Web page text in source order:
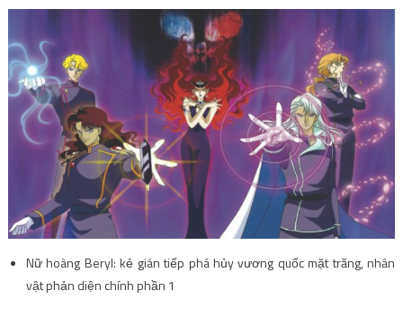
Nữ hoàng Beryl: kẻ gián tiếp phá hủy vương quốc mặt trăng, nhân
vật phản diện chính phần 1